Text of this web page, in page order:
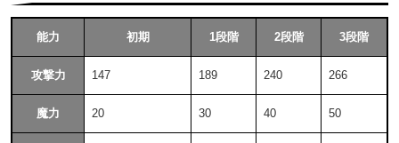
能力 初期 1段階 2段階 3段階
攻撃力 147 189 240 266
魔力 20 30 40 50